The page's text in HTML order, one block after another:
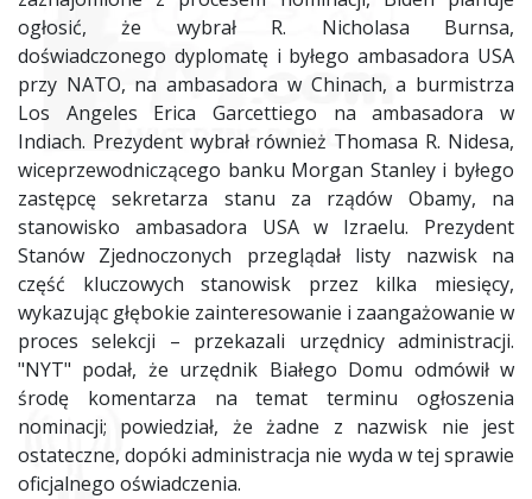
ogłosić, że wybrał R. Nicholasa Burnsa,
doświadczonego dyplomatę i byłego ambasadora USA
przy NATO, na ambasadora w Chinach, a burmistrza
Los Angeles Erica Garcettiego na ambasadora w
Indiach. Prezydent wybrał również Thomasa R. Nidesa,
wiceprzewodniczącego banku Morgan Stanley i byłego
zastępcę sekretarza stanu za rządów Obamy, na
stanowisko ambasadora USA w Izraelu. Prezydent
Stanów Zjednoczonych przeglądał listy nazwisk na
część kluczowych stanowisk przez kilka miesięcy,
wykazując głębokie zainteresowanie i zaangażowanie w
proces selekcji – przekazali urzędnicy administracji.
"NYT" podał, że urzędnik Białego Domu odmówił w
środę komentarza na temat terminu ogłoszenia
nominacji; powiedział, że żadne z nazwisk nie jest
ostateczne, dopóki administracja nie wyda w tej sprawie
oficjalnego oświadczenia.